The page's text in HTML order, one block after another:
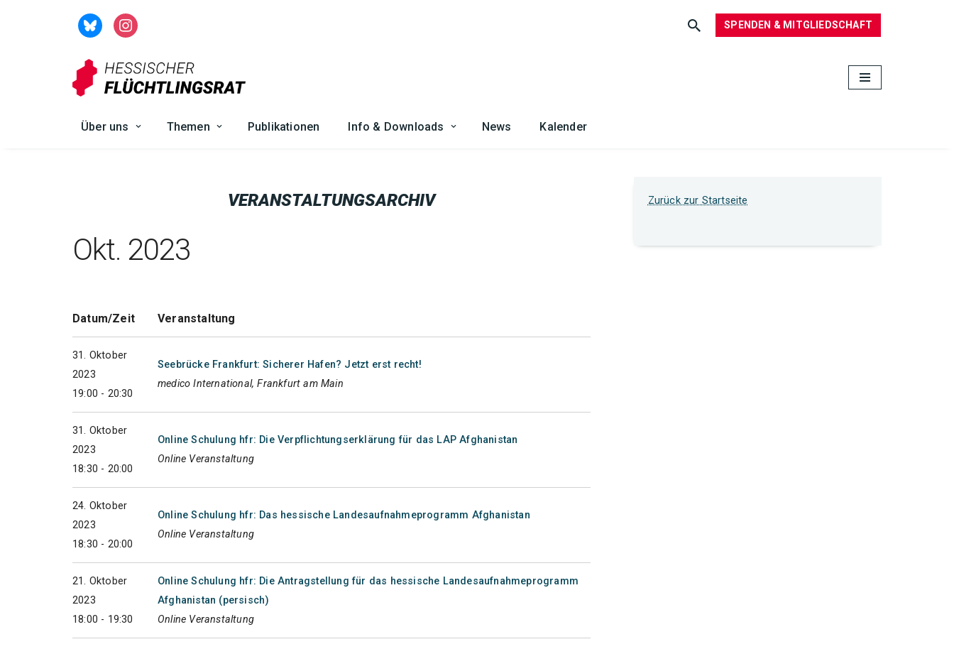
SPENDEN & MITGLIEDSCHAFT
Über uns Themen Publikationen Info & Downloads News Kalender
VERANSTALTUNGSARCHIV
Okt. 2023
Datum/Zeit Veranstaltung
31. Oktober
2023
19:00 - 20:30
Seebrücke Frankfurt: Sicherer Hafen? Jetzt erst recht!
medico International, Frankfurt am Main
31. Oktober
2023
18:30 - 20:00
Online Schulung hfr: Die Verpflichtungserklärung für das LAP Afghanistan
Online Veranstaltung
24. Oktober
2023
18:30 - 20:00
Online Schulung hfr: Das hessische Landesaufnahmeprogramm Afghanistan
Online Veranstaltung
21. Oktober
2023
18:00 - 19:30
Online Schulung hfr: Die Antragstellung für das hessische Landesaufnahmeprogramm
Afghanistan (persisch)
Online Veranstaltung
Zurück zur Startseite